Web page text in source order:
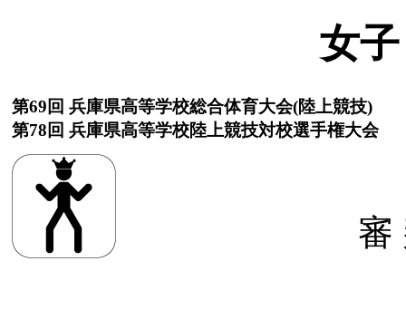
女
第69回 兵庫県高等学校総合体育大会(陸上競技)
第78回 兵庫県高等学校陸上競技対校選手権大会